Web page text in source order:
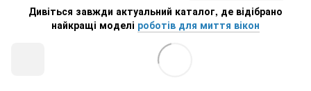
Дивіться завжди актуальний каталог, де відібрано
найкращі моделі роботів для миття вікон